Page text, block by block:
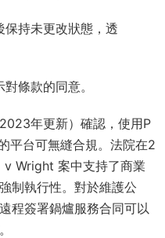
保持未更改狀態，透
條款的同意。
年更新）確認，使用P
平台可無縫合規。法院在2
v Wright 案中支持了商業
制執行性。對於維護公
程簽署鍋爐服務合同可以